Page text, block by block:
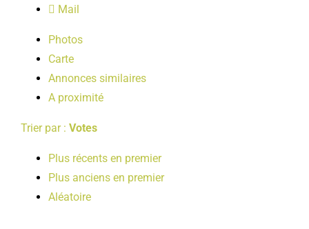
LOISIRS
PUBLICATIONS
Mail
Photos
Carte
Annonces similaires
A proximité
Trier par : Votes
Plus récents en premier
Plus anciens en premier
Aléatoire